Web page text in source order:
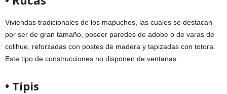
Viviendas tradicionales de los mapuches, las cuales se destacan
por ser de gran tamaño, poseer paredes de adobe o de varas de
colihue, reforzadas con postes de madera y tapizadas con totora.
Este tipo de construcciones no disponen de ventanas.
• Tipis